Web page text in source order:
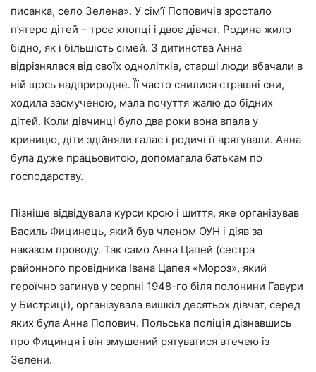
писанка, село Зелена». У сім’ї Поповичів зростало
п’ятеро дітей – троє хлопці і двоє дівчат. Родина жило
бідно, як і більшість сімей. З дитинства Анна
відрізнялася від своїх однолітків, старші люди вбачали в
ній щось надприродне. Її часто снилися страшні сни,
ходила засмученою, мала почуття жалю до бідних
дітей. Коли дівчинці було два роки вона впала у
криницю, діти здійняли галас і родичі її врятували. Анна
була дуже працьовитою, допомагала батькам по
господарству.
Пізніше відвідувала курси крою і шиття, яке організував
Василь Фицинець, який був членом ОУН і діяв за
наказом проводу. Так само Анна Цапей (сестра
районного провідника Івана Цапея «Мороз», який
героїчно загинув у серпні 1948-го біля полонини Гавури
у Бистриці), організувала вишкіл десятьох дівчат, серед
яких була Анна Попович. Польська поліція дізнавшись
про Фицинця і він змушений рятуватися втечею із
Зелени.